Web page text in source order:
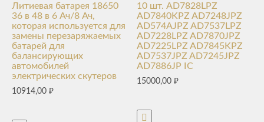
Литиевая батарея 18650
36 в 48 в 6 Ач/8 Ач,
которая используется для
замены перезаряжаемых
батарей для
балансирующих
автомобилей
электрических скутеров
10914,00 ₽
10 шт. AD7828LPZ
AD7840KPZ AD7248JPZ
AD574AJPZ AD7537LPZ
AD7228LPZ AD7870JPZ
AD7225LPZ AD7845KPZ
AD7537JPZ AD7245JPZ
AD7886JP IC
15000,00₽